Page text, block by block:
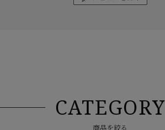
CATEGORY
商品を絞る